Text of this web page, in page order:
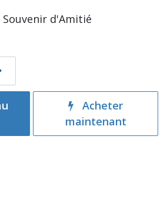
Souvenir d'Amitié
Acheter
maintenant